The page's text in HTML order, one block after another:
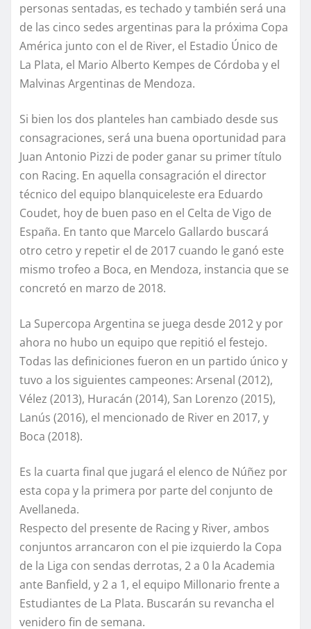
personas sentadas, es techado y también será una
de las cinco sedes argentinas para la próxima Copa
América junto con el de River, el Estadio Único de
La Plata, el Mario Alberto Kempes de Córdoba y el
Malvinas Argentinas de Mendoza.
Si bien los dos planteles han cambiado desde sus
consagraciones, será una buena oportunidad para
Juan Antonio Pizzi de poder ganar su primer título
con Racing. En aquella consagración el director
técnico del equipo blanquiceleste era Eduardo
Coudet, hoy de buen paso en el Celta de Vigo de
España. En tanto que Marcelo Gallardo buscará
otro cetro y repetir el de 2017 cuando le ganó este
mismo trofeo a Boca, en Mendoza, instancia que se
concretó en marzo de 2018.
La Supercopa Argentina se juega desde 2012 y por
ahora no hubo un equipo que repitió el festejo.
Todas las definiciones fueron en un partido único y
tuvo a los siguientes campeones: Arsenal (2012),
Vélez (2013), Huracán (2014), San Lorenzo (2015),
Lanús (2016), el mencionado de River en 2017, y
Boca (2018).
Es la cuarta final que jugará el elenco de Núñez por
esta copa y la primera por parte del conjunto de
Avellaneda.
Respecto del presente de Racing y River, ambos
conjuntos arrancaron con el pie izquierdo la Copa
de la Liga con sendas derrotas, 2 a 0 la Academia
ante Banfield, y 2 a 1, el equipo Millonario frente a
Estudiantes de La Plata. Buscarán su revancha el
venidero fin de semana.